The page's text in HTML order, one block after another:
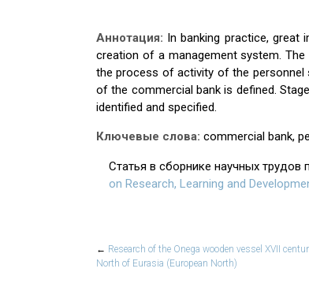
Аннотация: In banking practice,
creation of a management system.
the process of activity of the personnel
of the commercial bank is defined.
identified and specified.
Ключевые слова: commercial bank,
Статья в сборнике научных
on Research, Learning and
← Research of the Onega wooden vessel XVII
North of Eurasia (European North)